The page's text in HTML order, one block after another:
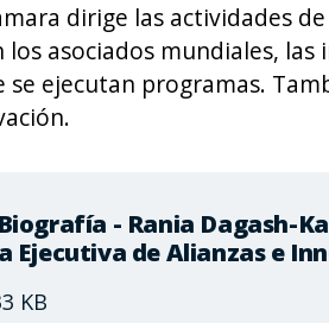
dirige las actividades
los asociados mundiales,
se ejecutan programas.
- Rania Dagash-
Ejecutiva de Alianzas e
KB